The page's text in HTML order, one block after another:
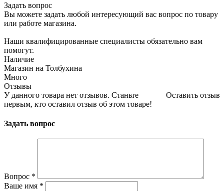
Задать вопрос
Вы можете задать любой интересующий вас вопрос по товару
или работе магазина.
Наши квалифицированные специалисты обязательно вам
помогут.
Наличие
Магазин на Толбухина
Много
Отзывы
Оставить отзыв
У данного товара нет отзывов. Станьте
первым, кто оставил отзыв об этом товаре!
Задать вопрос
Вопрос *
Ваше имя *